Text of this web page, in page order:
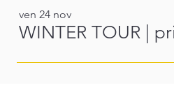
ven 24 nov
WINTER TOUR |